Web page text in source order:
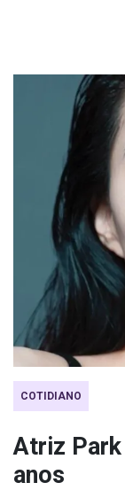
COTIDIANO
Atriz
anos